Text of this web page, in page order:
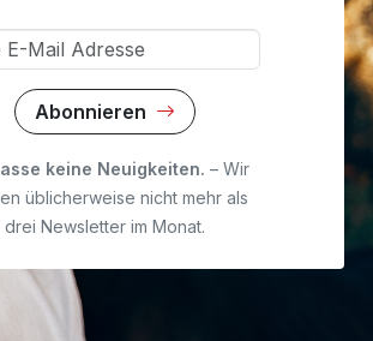
Abonnieren
keine Neuigkeiten. – Wir
üblicherweise nicht mehr als
drei Newsletter im Monat.